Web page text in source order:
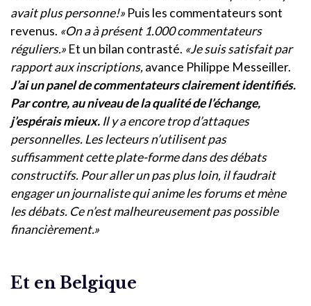
avait plus personne!» Puis les commentateurs sont
revenus. «On a à présent 1.000 commentateurs
réguliers.» Et un bilan contrasté. «Je suis satisfait par
rapport aux inscriptions,avance Philippe Messeiller.
J’ai un panel de commentateurs clairement identifiés.
Par contre, au niveau de la qualité de l’échange,
j’espérais mieux. Il y a encore trop d’attaques
personnelles. Les lecteurs n’utilisent pas
suffisamment cette plate-forme dans des débats
constructifs. Pour aller un pas plus loin, il faudrait
engager un journaliste qui anime les forums et mène
les débats. Ce n’est malheureusement pas possible
financièrement.»
Et en Belgique